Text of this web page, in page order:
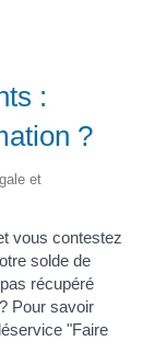
:
?
et
vous contestez
solde de
récupéré
Pour savoir
"Faire